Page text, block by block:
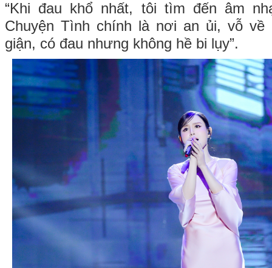
“Khi đau khổ nhất, tôi tìm đến âm
Chuyện Tình chính là nơi an ủi, vỗ về
giận, có đau nhưng không hề bi lụy”.